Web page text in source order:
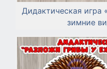
Дидактическая игра
зимние